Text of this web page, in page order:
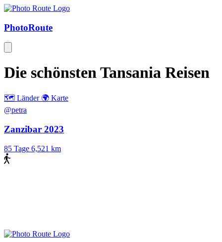
PhotoRoute
Die schönsten Tansania Reisen
🗺️ Länder 🌍 Karte
@petra
Zanzibar 2023
85 Tage 6,521 km